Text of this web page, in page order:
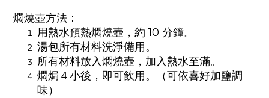
燜燒壺方法：
用熱水預熱燜燒壺，約 10 分鐘。
湯包所有材料洗淨備用。
所有材料放入燜燒壺，加入熱水至滿。
燜焗４小後，即可飲用。（可依喜好加鹽調
味）